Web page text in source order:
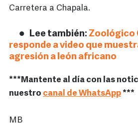
Carretera a Chapala.
Lee también: Zoológico
responde a video que
agresión a león africano
***Mantente al día con las
nuestro canal de WhatsApp***
MB